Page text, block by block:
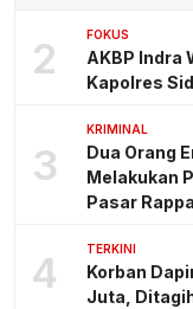
2 FOKUS
AKBP Indra
Kapolres
3
KRIMINAL
Dua Orang
Melakukan
Pasar
4 TERKINI
Korban
Juta,